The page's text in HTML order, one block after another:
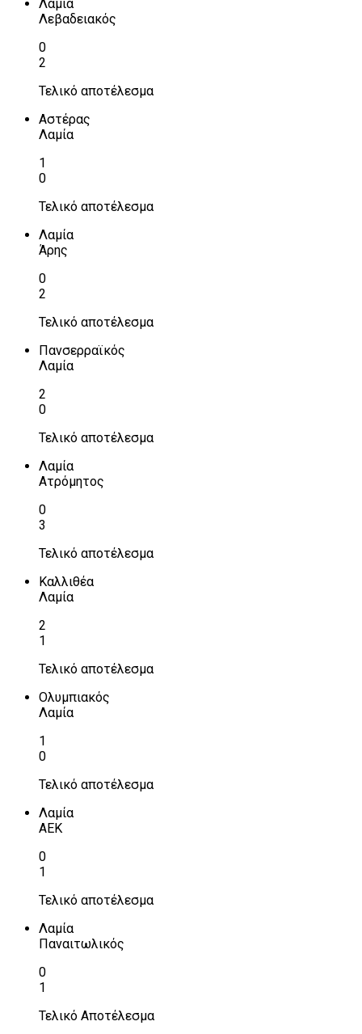
Λαμία
Λεβαδειακός
0
2
Τελικό αποτέλεσμα
Αστέρας
Λαμία
1
0
Τελικό αποτέλεσμα
Λαμία
Άρης
0
2
Τελικό αποτέλεσμα
Πανσερραϊκός
Λαμία
2
0
Τελικό αποτέλεσμα
Λαμία
Ατρόμητος
0
3
Τελικό αποτέλεσμα
Καλλιθέα
Λαμία
2
1
Τελικό αποτέλεσμα
Ολυμπιακός
Λαμία
1
0
Τελικό αποτέλεσμα
Λαμία
ΑΕΚ
0
1
Τελικό αποτέλεσμα
Λαμία
Παναιτωλικός
0
1
Τελικό Αποτέλεσμα